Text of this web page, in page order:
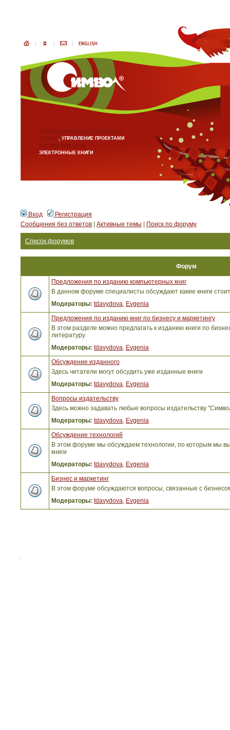
ИНФОРМАЦИОННЫЕ ТЕХНОЛОГИИ
БИЗНЕС, УПРАВЛЕНИЕ ПРОЕКТАМИ
АНГЛИЙСКИЙ ЯЗЫК
ЭЛЕКТРОННЫЕ КНИГИ
Вход
Регистрация
Сообщения без ответов
Активные темы Поиск по форуму
Список форумов
Форум
Предложения по изданию компьютерных книг
В данном форуме специалисты обсуждают какие книги
Модераторы: tdavydova, Evgenia
Предложения по изданию книг по бизнесу и маркетингу
В этом разделе можно предлагать к изданию книги по
литературу
Модераторы: tdavydova, Evgenia
Обсуждение изданного
Здесь читатели могут обсудить уже изданные книги
Модераторы: tdavydova, Evgenia
Вопросы издательству
Здесь можно задавать любые вопросы издательству
Модераторы: tdavydova, Evgenia
Обсуждение технологий
В этом форуме мы обсуждаем технологии, по которым мы
книги
Модераторы: tdavydova, Evgenia
Бизнес и маркетинг
В этом форуме обсуждаются вопросы, связанные с
Модераторы: tdavydova, Evgenia